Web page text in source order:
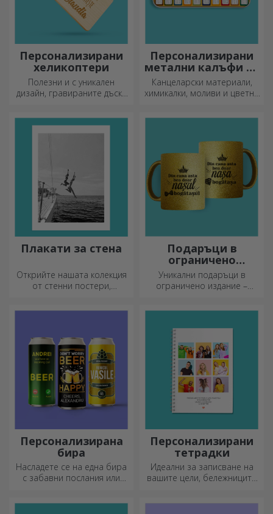
Персонализирани
хеликоптери
Полезни и с уникален
дизайн, гравираните дъски
приготвени в кухнята.
Персонализирани
метални калъфи за
моливи
Канцеларски материали,
химикалки, моливи и цветни
Плакати за стена
Открийте нашата колекция
от стенни постери,
дизайни, ярки цветове и
първокласно качество –
идеални за добавяне на
индивидуалност към вашия
дом, офис или студио.
Подаръци в
ограничено
издание
Уникални подаръци в
ограничено издание –
Персонализирана
бира
Насладете се на една бира
с забавни послания или
Персонализирани
тетрадки
Идеални за записване на
вашите цели, бележниците